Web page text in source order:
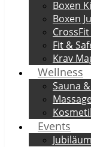
Boxen
Boxen
Fit &
Krav
Wellness
Sauna
Events